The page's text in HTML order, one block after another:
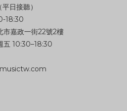
日接聽）
18:30
市嘉政一街22號2樓
五 10:30–18:30